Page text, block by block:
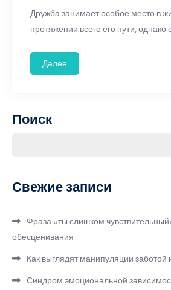
Дружба занимает особое место в
протяжении всего его пути, однако
Далее
Поиск
Свежие записи
Фраза «ты слишком
обесценивания
Как выглядят манипуляции
Синдром эмоциональной